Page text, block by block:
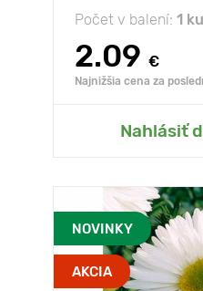
Počet v balení: 1
2.09 €
Najnižšia cena za
Nahlásiť
NOVINKY
AKCIA